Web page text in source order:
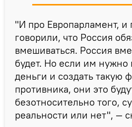
"И про Европарламент, и
говорили, что Россия
вмешиваться. Россия
будет. Но если им нужно
деньги и создать такую
противника, они это
безотносительно того,
реальности или нет", —